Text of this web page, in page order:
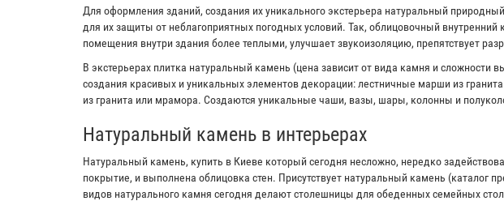
Для оформления зданий, создания их уникального экстерьера натуральный
для их защиты от неблагоприятных погодных условий. Так, облицовочный
помещения внутри здания более теплыми, улучшает звукоизоляцию, препятствует
В экстерьерах плитка натуральный камень (цена зависит от вида камня и сложности
создания красивых и уникальных элементов декорации: лестничные марши из
из гранита или мрамора. Создаются уникальные чаши, вазы, шары, колонны и
Натуральный камень в интерьерах
Натуральный камень, купить в Киеве который сегодня несложно, нередко
покрытие, и выполнена облицовка стен. Присутствует натуральный камень (каталог
видов натурального камня сегодня делают столешницы для обеденных семейных